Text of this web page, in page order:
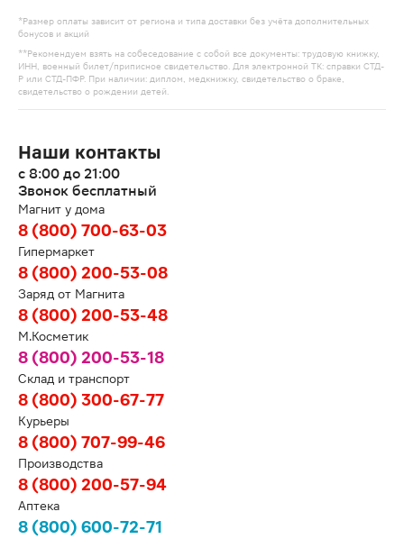
*Размер оплаты зависит от региона и типа доставки без учёта дополнительных
бонусов и акций
**Рекомендуем взять на собеседование с собой все документы: трудовую книжку,
ИНН, военный билет/приписное свидетельство. Для электронной ТК: справки СТД-
Р или СТД-ПФР. При наличии: диплом, медкнижку, свидетельство о браке,
свидетельство о рождении детей.
Наши контакты
с 8:00 до 21:00
Звонок бесплатный
Магнит у дома
8 (800) 700-63-03
Гипермаркет
8 (800) 200-53-08
Заряд от Магнита
8 (800) 200-53-48
М.Косметик
8 (800) 200-53-18
Склад и транспорт
8 (800) 300-67-77
Курьеры
8 (800) 707-99-46
Производства
8 (800) 200-57-94
Аптека
8 (800) 600-72-71